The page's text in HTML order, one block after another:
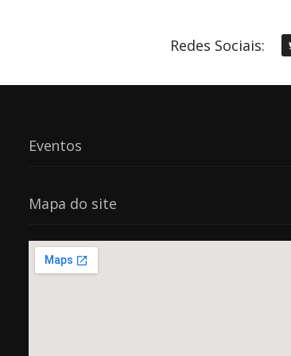
Redes Sociais:
Eventos
Mapa do site